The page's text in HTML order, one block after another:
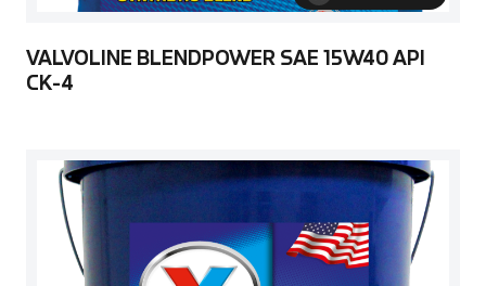
VALVOLINE BLENDPOWER SAE 15W40 API
CK-4